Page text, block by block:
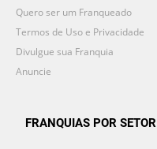
Quero ser um Franqueado
Termos de Uso e Privacidade
Divulgue sua Franquia
Anuncie
FRANQUIAS POR SETOR